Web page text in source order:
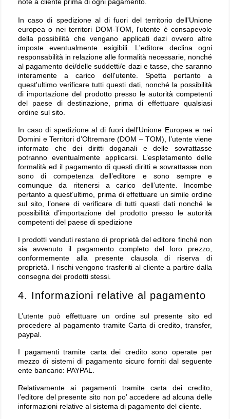
In caso di spedizione al di fuori del territorio dell'Unione
europea o nei territori DOM-TOM, l'utente è consapevole
della possibilità che vengano applicati dazi ovvero altre
imposte eventualmente esigibili. L'editore declina ogni
responsabilità in relazione alle formalità necessarie, nonché
al pagamento dei/delle suddetti/e dazi e tasse, che saranno
interamente a carico dell'utente. Spetta pertanto a
quest'ultimo verificare tutti questi dati, nonché la possibilità
di importazione del prodotto presso le autorità competenti
del paese di destinazione, prima di effettuare qualsiasi
ordine sul sito.
In caso di spedizione al di fuori dell’Unione Europea e nei
Domini e Territori d’Oltremare (DOM – TOM), l’utente viene
informato che dei diritti doganali e delle sovrattasse
potranno eventualmente applicarsi. L’espletamento delle
formalità ed il pagamento di questi diritti e sovrattasse non
sono di competenza dell’editore e sono sempre e
comunque da ritenersi a carico dell’utente. Incombe
pertanto a quest’ultimo, prima di effettuare un simile ordine
sul sito, l’onere di verificare di tutti questi dati nonché le
possibilità d’importazione del prodotto presso le autorità
competenti del paese di spedizione
I prodotti venduti restano di proprietà del editore finché non
sia avvenuto il pagamento completo del loro prezzo,
conformemente alla presente clausola di riserva di
proprietà. I rischi vengono trasferiti al cliente a partire dalla
consegna dei prodotti stessi.
4. Informazioni relative al pagamento
L’utente può effettuare un ordine sul presente sito ed
procedere al pagamento tramite Carta di credito, transfer,
paypal.
I pagamenti tramite carta dei credito sono operate per
mezzo di sistemi di pagamento sicuro forniti dal seguente
ente bancario: PAYPAL.
Relativamente ai pagamenti tramite carta dei credito,
l’editore del presente sito non po’ accedere ad alcuna delle
informazioni relative al sistema di pagamento del cliente.